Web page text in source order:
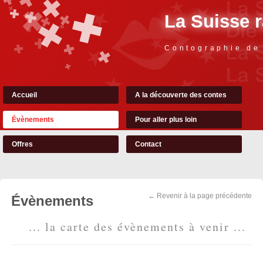
La Suisse
Contographie
Accueil A la découverte des contes
Évènements Pour aller plus loin
Offres Contact
← Revenir à la page précédente
Évènements
... la carte des évènements à venir ...